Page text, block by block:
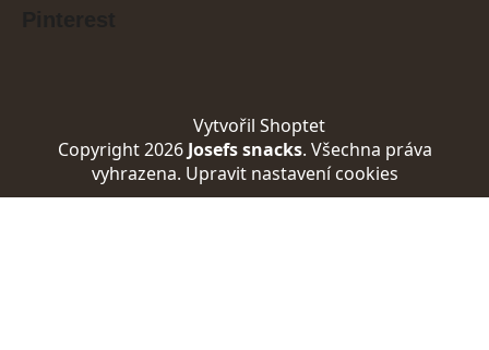
Vytvořil Shoptet
Copyright 2026 Josefs snacks. Všechna práva
vyhrazena. Upravit nastavení cookies